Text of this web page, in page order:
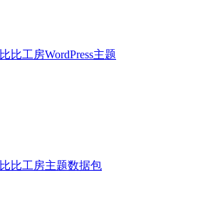
比比工房WordPress主题
比比工房主题数据包